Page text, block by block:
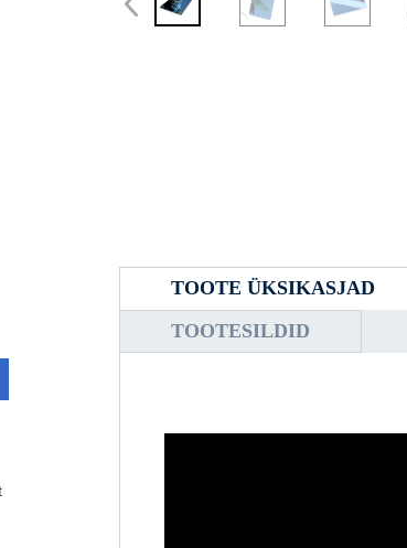
TOOTE ÜKSIKASJAD
TOOTESILDID